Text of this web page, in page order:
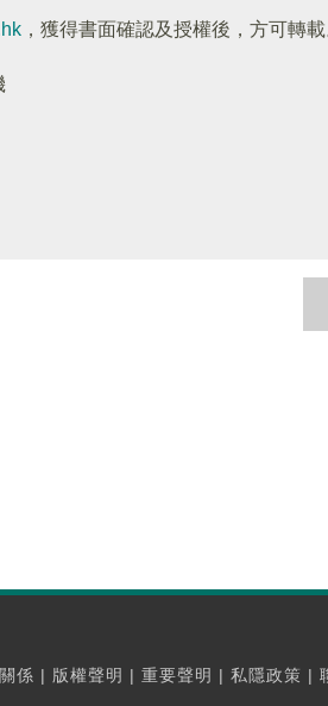
，獲得書面確認及授權後，方可轉載
係 | 版權聲明 | 重要聲明 | 私隱政策 |